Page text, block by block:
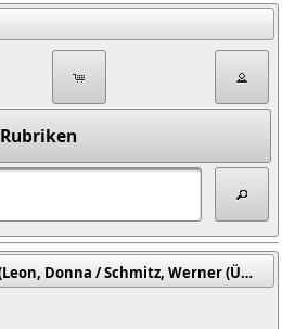
Rubriken
Ein Sohn ist uns gegeben (Leon, Donna / Schmitz, Werner (Übers.))